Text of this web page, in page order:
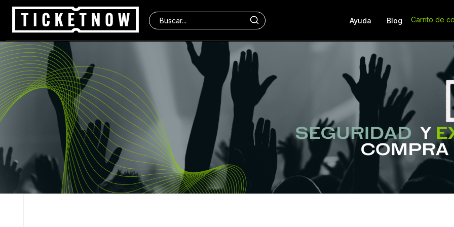
Ayuda Blog Carrito de